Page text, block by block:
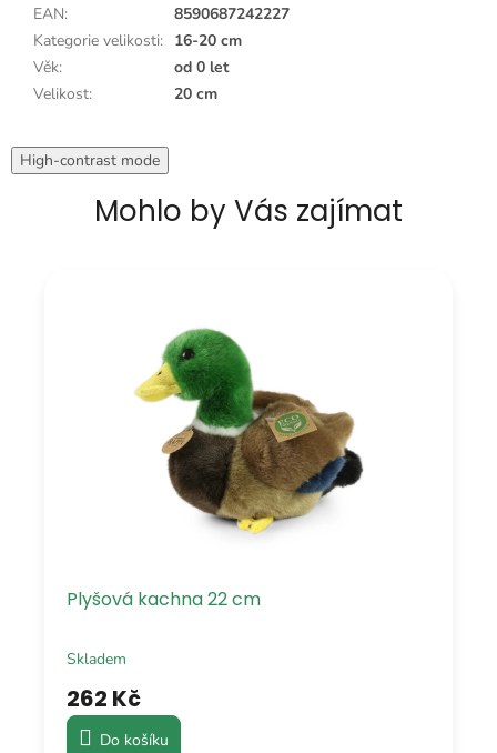
EAN:
8590687242227
Kategorie velikosti: 16-20 cm
Věk:
od 0 let
Velikost: 20 cm
High-contrast mode
Mohlo by Vás zajímat
Plyšová kachna 22 cm
Skladem
262 Kč
Do košíku